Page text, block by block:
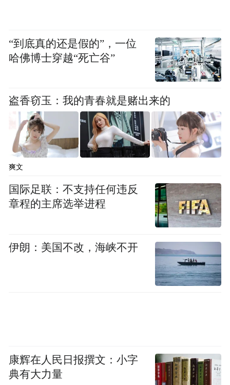
图片来源：苏州发布
陆巷古村，被誉为“太湖第一古村落”，几年
前和许多传统村落一样，面临着人口外流、
老屋空置、业态单一的尴尬。年轻人往外
跑，老人守着祖宅，游客来了拍张照就走，
留不住人，更留不住消费。
吴中区的答案是：不搞大拆大建，而是“微更
新、精提升”，让古村“活”在当下。在保护原
近两年吴中区发布3批80处闲置载体，成功盘
“到底真的还是假的”，一位
哈佛博士穿越“死亡谷”
盗香窃玉：我的青春就是赌出来的
爽文
国际足联：不支持任何违反
章程的主席选举进程
伊朗：美国不改，海峡不开
康辉在人民日报撰文：小字
典有大力量